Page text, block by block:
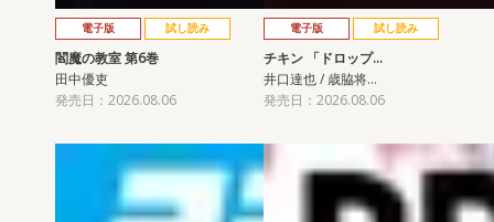
電子版 試し読み
閻魔の教室 第6巻
田中優吏
発売日：2026.08.06
電子版 試し読み
チキン 「ドロップ…
井口達也 / 歳脇将…
発売日：2026.08.06